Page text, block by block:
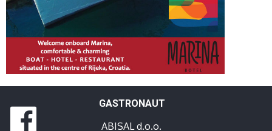
GASTRONAUT
ABISAL d.o.o.